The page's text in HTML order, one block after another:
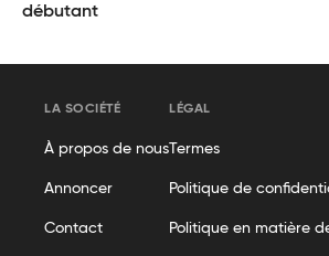
débutant
LA SOCIÉTÉ
À propos de nous
Annoncer
Contact
LÉGAL
Termes
Politique de
Politique en matière